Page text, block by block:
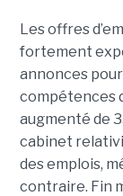
Les offres
fortement
annonces
compétences
augmenté de
cabinet
des emplois,
contraire. Fin